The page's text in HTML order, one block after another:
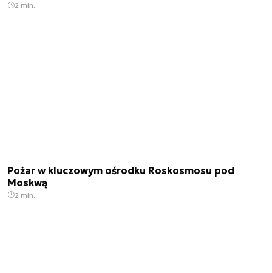
2 min.
Pożar w kluczowym ośrodku Roskosmosu pod
Moskwą
2 min.